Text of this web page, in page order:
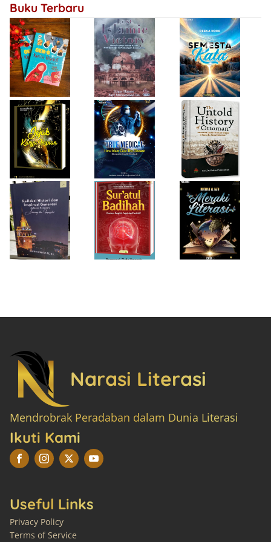
Buku Terbaru
Isty Daiyah
Jejak Karya Impian
Firda Umayah
True Medical,
Bukan Sekadar
Buku Medis
Haifa Eimaan
The Untold
History of
Ottoman
Desi Wulan Sari
Refleksi Histori
dan Inspirasi
Generasi di Masa
Pandemi
“Achieving the
Impossible”
Firda Umayah
Sur'atul Badihah,
Panduan Berpikir
Cepat dan
Produktif
Sartinah
Rempaka
Literasiku
Narasi Literasi
Mendrobrak Peradaban dalam Dunia Literasi
Ikuti Kami
Useful Links
Privacy Policy
Terms of Service